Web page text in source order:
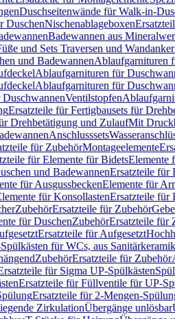
Duschseitenwände für Walk-in-
DuschenNischenablageboxen
Badewannen aus
und Sets Traversen und Wandanker
und BadewannenAblaufgarnituren
Ablaufgarnituren für
Ablaufgarnituren für
Ventilstopfen
Ersatzteile für Fertigbausets für
Drehbetätigung und ZulaufMit
Anschlusssets
für ZubehörMontageelemente
für Elemente für BidetsElemente
und BadewannenErsatzteile für
für AusgussbeckenElemente für
für KonsollastenErsatzteile für
ZubehörErsatzteile für Zubehör
für DuschenZubehörErsatzteile für
Ersatzteile für Aufgesetzt
für WCs, aus Sanitärkeramik
ZubehörErsatzteile für Zubehör
für Sigma UP-Spülkästen
Ersatzteile für Füllventile für UP-
Ersatzteile für 2-Mengen-
ZirkulationÜbergänge unlösbar